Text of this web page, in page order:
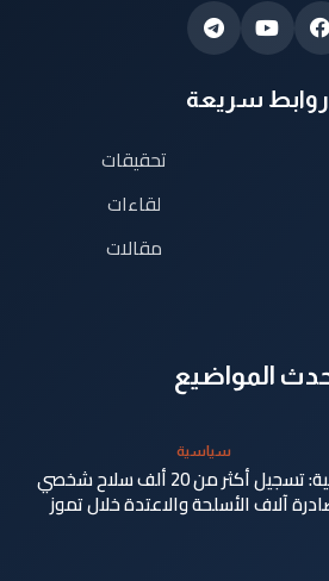
روابط سريعة
تحقيقات
لقاءات
مقالات
المواضيع
سياسية
الداخلية: تسجيل أكثر من 20 ألف سلاح شخصي
آلاف الأسلحة والاعتدة خلال تموز